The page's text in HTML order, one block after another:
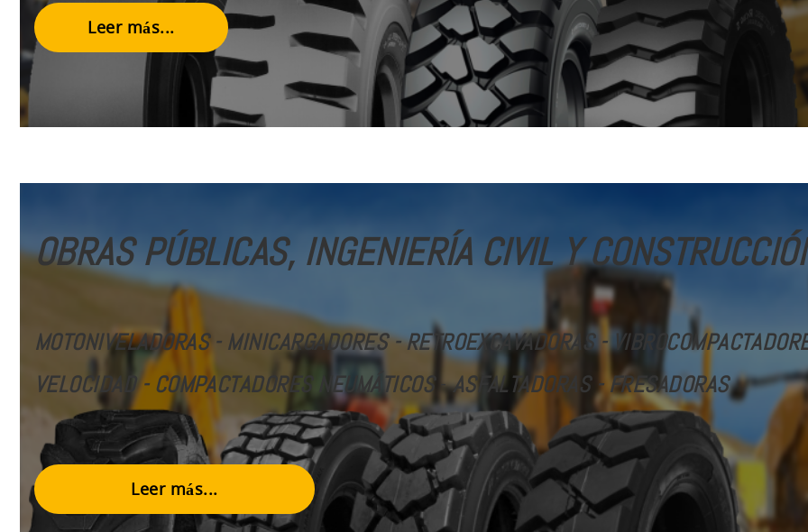
Leer más...
OBRAS PÚBLICAS, INGENIERÍA CIVIL Y
MOTONIVELADORAS - MINICARGADORES - RETROEXCAVADORAS -
VELOCIDAD- COMPACTADORES NEUMÁTICOS -ASFALTADORAS - FRESADORAS
Leer más...